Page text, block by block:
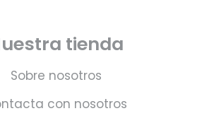
tienda
Sobre nosotros
con nosotros